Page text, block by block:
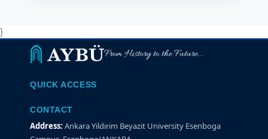
}
From History to the Future...
QUICK ACCESS
CONTACT
Address: Ankara Yildirim Beyazit University Esenboga